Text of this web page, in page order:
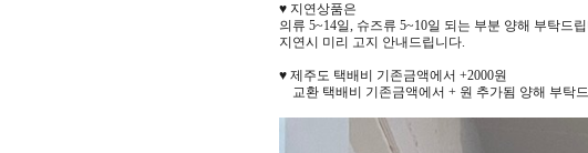
♥ 지연상품은
의류 5~14일, 슈즈류 5~10일 되는 부분 양해 부탁드
지연시 미리 고지 안내드립니다.
♥ 제주도 택배비 기존금액에서 +2000원
교환 택배비 기존금액에서 + 원 추가됨 양해 부탁